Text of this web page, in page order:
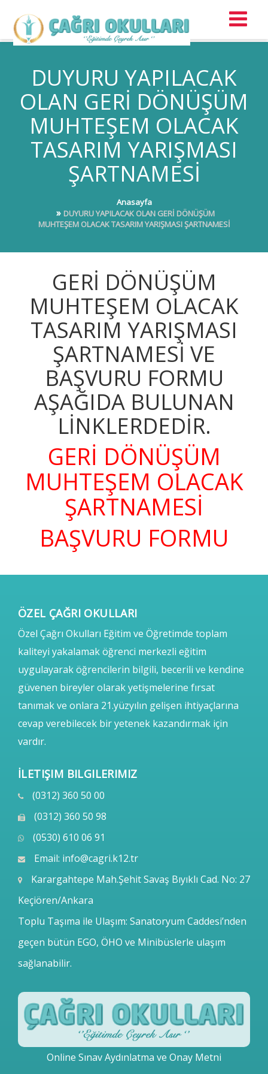
DUYURU YAPILACAK
OLAN GERİ DÖNÜŞÜM
MUHTEŞEM OLACAK
TASARIM YARIŞMASI
ŞARTNAMESİ
Anasayfa
DUYURU YAPILACAK OLAN GERİ DÖNÜŞÜM
MUHTEŞEM OLACAK TASARIM YARIŞMASI ŞARTNAMESİ
GERİ DÖNÜŞÜM
MUHTEŞEM OLACAK
TASARIM YARIŞMASI
ŞARTNAMESİ VE
BAŞVURU FORMU
AŞAĞIDA BULUNAN
LİNKLERDEDİR.
GERİ DÖNÜŞÜM
MUHTEŞEM OLACAK
ŞARTNAMESİ
BAŞVURU FORMU
ÖZEL ÇAĞRI OKULLARI
Özel Çağrı Okulları Eğitim ve Öğretimde toplam
kaliteyi yakalamak öğrenci merkezli eğitim
uygulayarak öğrencilerin bilgili, becerili ve kendine
güvenen bireyler olarak yetişmelerine fırsat
tanımak ve onlara 21.yüzyılın gelişen ihtiyaçlarına
cevap verebilecek bir yetenek kazandırmak için
vardır.
İLETIŞIM BILGILERIMIZ
(0312) 360 50 00
(0312) 360 50 98
(0530) 610 06 91
Email: info@cagri.k12.tr
Karargahtepe Mah.Şehit Savaş Bıyıklı Cad. No: 27
Keçiören/Ankara
Toplu Taşıma ile Ulaşım: Sanatoryum Caddesi’nden
geçen bütün EGO, ÖHO ve Minibüslerle ulaşım
sağlanabilir.
Online Sınav Aydınlatma ve Onay Metni